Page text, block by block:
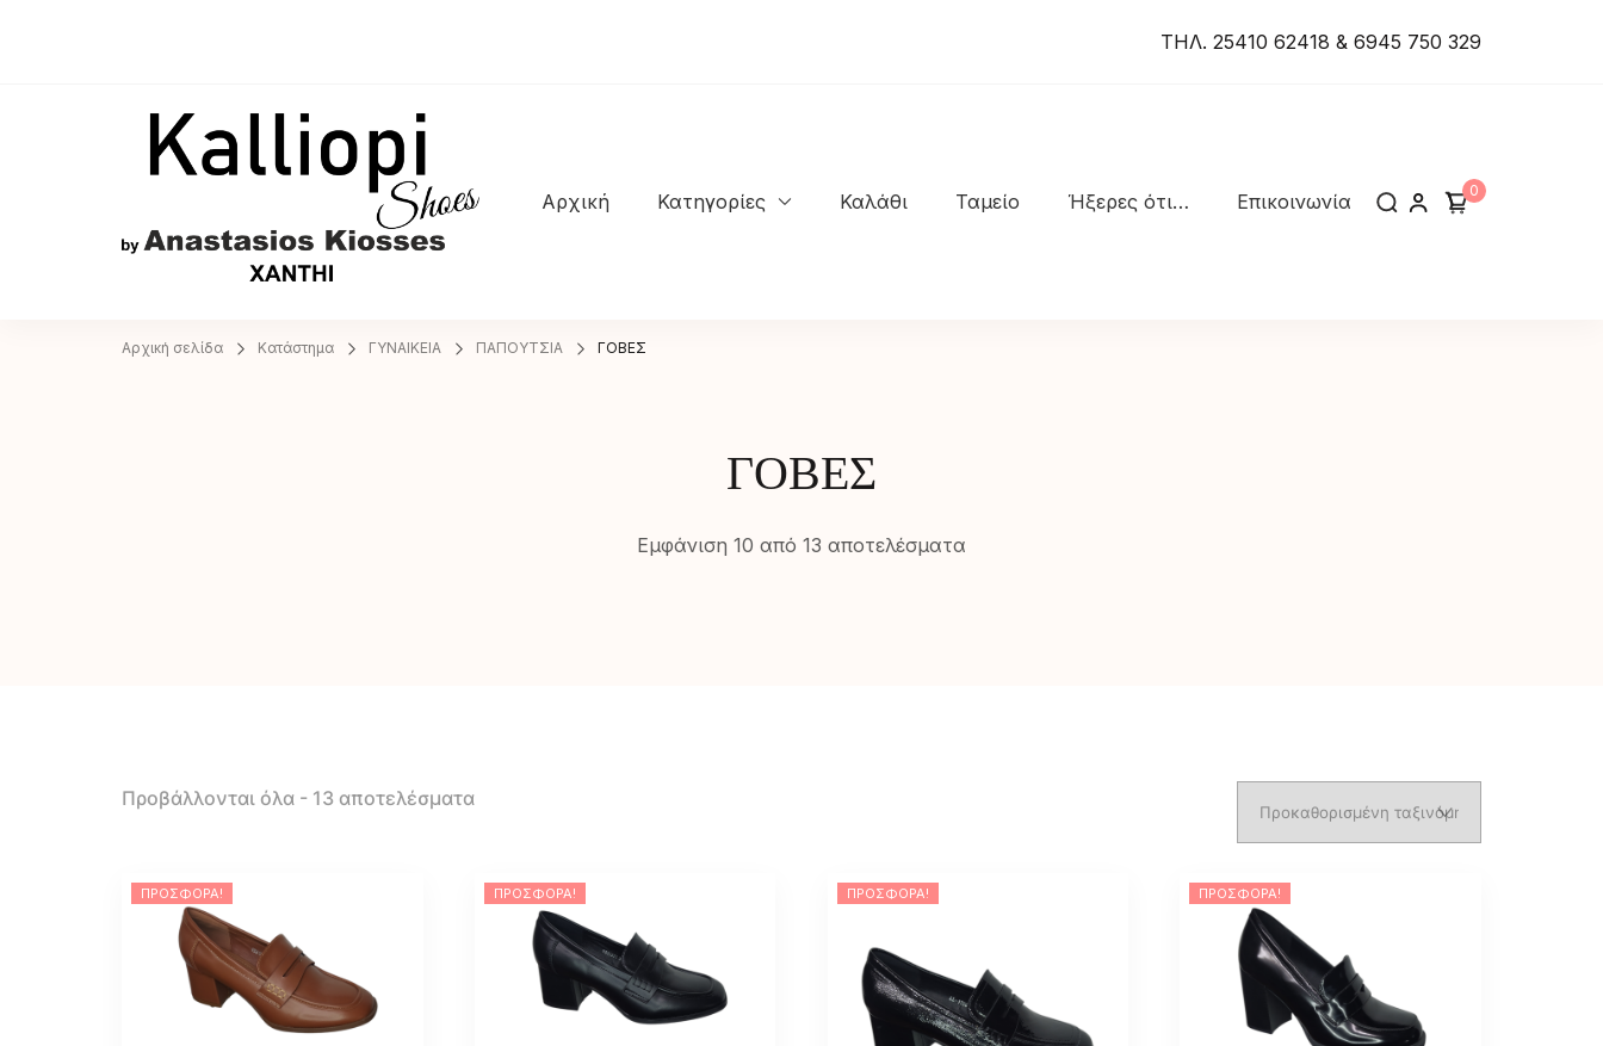
ΤΗΛ. 25410 62418 & 6945 750 329
ANASTASIOS KIOSSES SHOES
Αρχική Κατηγορίες Καλάθι Ταμείο Ήξερες ότι… Επικοινωνία 0
Αρχική σελίδα Κατάστημα ΓΥΝΑΙΚΕΙΑ ΠΑΠΟΥΤΣΙΑ ΓΟΒΕΣ
ΓΟΒΕΣ
Εμφάνιση 10 από 13 αποτελέσματα
Προβάλλονται όλα - 13 αποτελέσματα
ΠΡΟΣΦΟΡΆ! ΠΡΟΣΦΟΡΆ! ΠΡΟΣΦΟΡΆ! ΠΡΟΣΦΟΡΆ!